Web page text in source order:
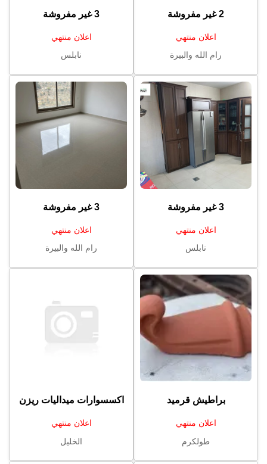
2 غير مفروشة
اعلان منتهي
رام الله والبيرة
3 غير مفروشة
اعلان منتهي
نابلس
3 غير مفروشة
اعلان منتهي
نابلس
3 غير مفروشة
اعلان منتهي
رام الله والبيرة
براطيش قرميد
اعلان منتهي
طولكرم
اكسسوارات ميداليات ريزن
اعلان منتهي
الخليل